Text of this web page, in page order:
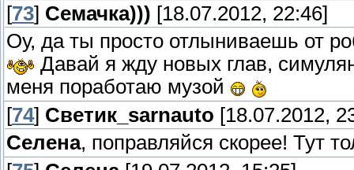
[73] Семачка))) [18.07.2012, 22:46]
Оу, да ты просто отлыниваешь от
Давай я жду новых глав,
меня поработаю музой
[74] Светик_sarnauto [18.07.2012,
Селена, поправляйся скорее! Тут